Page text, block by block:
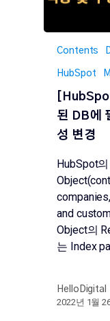
Contents
HubSpot
된 DB에
성 변경
HubSpot
and
Object의
는 Index
HelloDigital
2022년 1월